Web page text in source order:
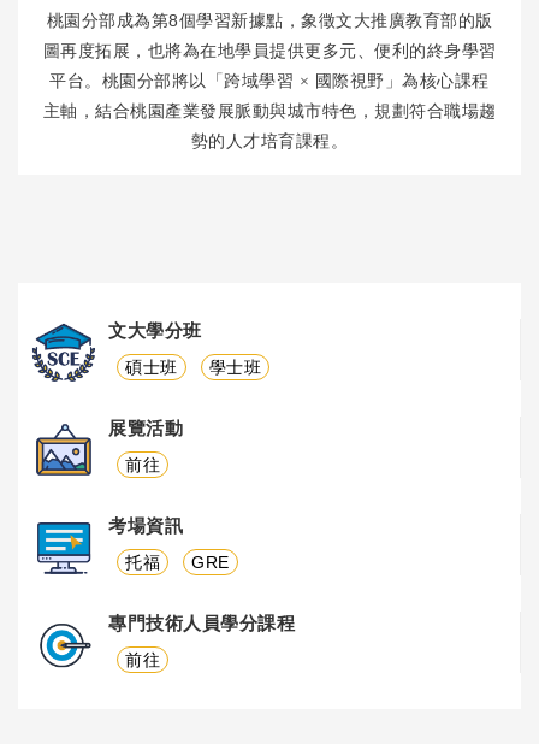
桃園分部成為第8個學習新據點，象徵文大推廣教育部的版
圖再度拓展，也將為在地學員提供更多元、便利的終身學習
平台。桃園分部將以「跨域學習 × 國際視野」為核心課程
主軸，結合桃園產業發展脈動與城市特色，規劃符合職場趨
勢的人才培育課程。
文大學分班
碩士班 學士班
展覽活動
前往
考場資訊
托福 GRE
專門技術人員學分課程
前往